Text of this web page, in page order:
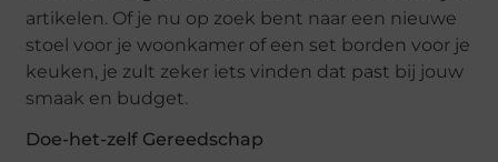
artikelen. Of je nu op zoek bent naar een nieuwe
stoel voor je woonkamer of een set borden voor je
keuken, je zult zeker iets vinden dat past bij jouw
smaak en budget.
Doe-het-zelf Gereedschap